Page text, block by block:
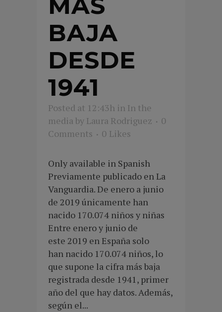
BAJA
DESDE
1941
Posted at 12:43h in In the
media by Laura Rodriguez
0
Comments
0 Likes
Only available in Spanish
Previamente publicado en La
Vanguardia. De enero a junio
de 2019 únicamente han
nacido 170.074 niños y niñas
Entre enero y junio de
este 2019 en España solo
han nacido 170.074 niños, lo
que supone la cifra más baja
registrada desde 1941, primer
año del que hay datos. Además,
según el...